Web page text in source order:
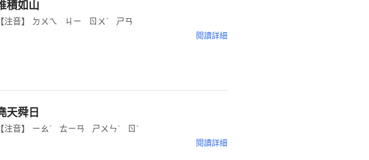
積如山
注音】 ㄉㄨㄟ ㄐㄧ ㄖㄨˊ ㄕㄢ
閱讀詳細
天舜日
注音】 ㄧㄠˊ ㄊㄧㄢ ㄕㄨㄣˋ ㄖˋ
閱讀詳細